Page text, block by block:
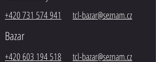
+420 731 574 941 tcl-bazar@seznam.cz
Bazar
+420 603 194 518 tcl-bazar@seznam.cz